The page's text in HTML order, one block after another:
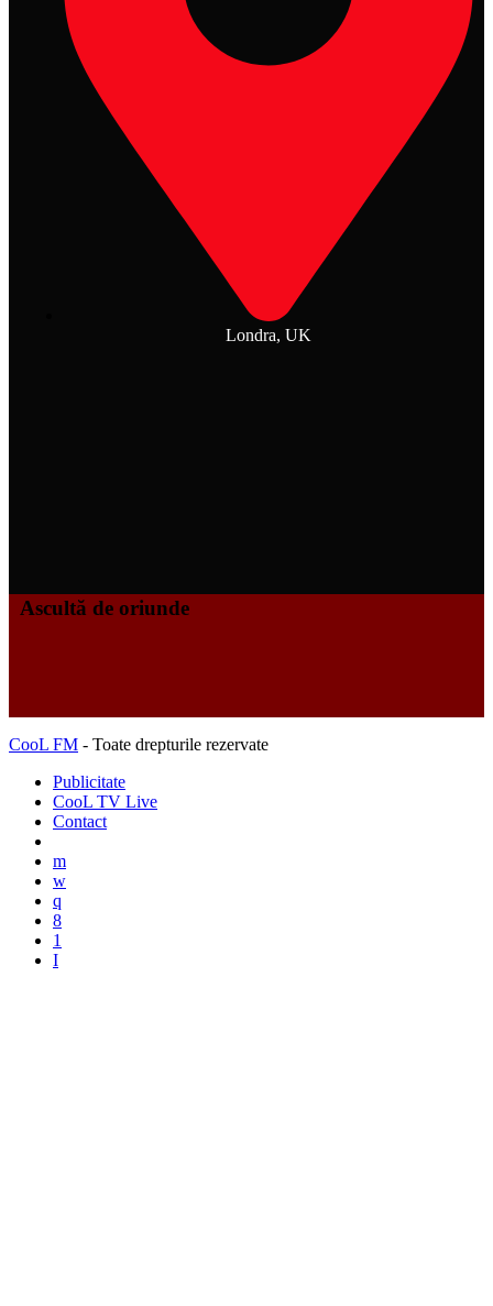
Londra, UK
Ascultă de oriunde
CooL FM - Toate drepturile rezervate
Publicitate
CooL TV Live
Contact